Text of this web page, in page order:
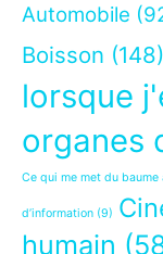
Automobile
Boisson (148)
lorsque
organes
Ce qui me met du baume
d’information (9)
humain